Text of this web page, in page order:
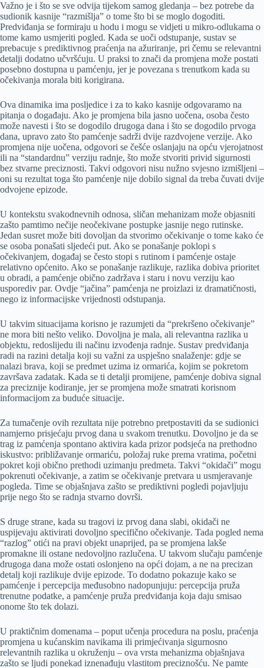
Važno je i što se sve odvija tijekom samog gledanja – bez potrebe da
sudionik kasnije “razmišlja” o tome što bi se moglo dogoditi.
Predviđanja se formiraju u hodu i mogu se vidjeti u mikro-odlukama o
tome kamo usmjeriti pogled. Kada se uoči odstupanje, sustav se
prebacuje s prediktivnog praćenja na ažuriranje, pri čemu se relevantni
detalji dodatno učvršćuju. U praksi to znači da promjena može postati
posebno dostupna u pamćenju, jer je povezana s trenutkom kada su
očekivanja morala biti korigirana.
Ova dinamika ima posljedice i za to kako kasnije odgovaramo na
pitanja o događaju. Ako je promjena bila jasno uočena, osoba često
može navesti i što se dogodilo drugoga dana i što se dogodilo prvoga
dana, upravo zato što pamćenje sadrži dvije razdvojene verzije. Ako
promjena nije uočena, odgovori se češće oslanjaju na opću vjerojatnost
ili na “standardnu” verziju radnje, što može stvoriti privid sigurnosti
bez stvarne preciznosti. Takvi odgovori nisu nužno svjesno izmišljeni –
oni su rezultat toga što pamćenje nije dobilo signal da treba čuvati dvije
odvojene epizode.
U kontekstu svakodnevnih odnosa, sličan mehanizam može objasniti
zašto pamtimo nečije neočekivane postupke jasnije nego rutinske.
Jedan susret može biti dovoljan da stvorimo očekivanje o tome kako će
se osoba ponašati sljedeći put. Ako se ponašanje poklopi s
očekivanjem, događaj se često stopi s rutinom i pamćenje ostaje
relativno općenito. Ako se ponašanje razlikuje, razlika dobiva prioritet
u obradi, a pamćenje obično zadržava i staru i novu verziju kao
usporediv par. Ovdje “jačina” pamćenja ne proizlazi iz dramatičnosti,
nego iz informacijske vrijednosti odstupanja.
U takvim situacijama korisno je razumjeti da “prekršeno očekivanje”
ne mora biti nešto veliko. Dovoljna je mala, ali relevantna razlika u
objektu, redoslijedu ili načinu izvođenja radnje. Sustav predviđanja
radi na razini detalja koji su važni za uspješno snalaženje: gdje se
nalazi brava, koji se predmet uzima iz ormarića, kojim se pokretom
završava zadatak. Kada se ti detalji promijene, pamćenje dobiva signal
za preciznije kodiranje, jer se promjena može smatrati korisnom
informacijom za buduće situacije.
Za tumačenje ovih rezultata nije potrebno pretpostaviti da se sudionici
namjerno prisjećaju prvog dana u svakom trenutku. Dovoljno je da se
trag iz pamćenja spontano aktivira kada prizor podsjeća na prethodno
iskustvo: približavanje ormariću, položaj ruke prema vratima, početni
pokret koji obično prethodi uzimanju predmeta. Takvi “okidači” mogu
pokrenuti očekivanje, a zatim se očekivanje pretvara u usmjeravanje
pogleda. Time se objašnjava zašto se prediktivni pogledi pojavljuju
prije nego što se radnja stvarno dovrši.
S druge strane, kada su tragovi iz prvog dana slabi, okidači ne
uspijevaju aktivirati dovoljno specifično očekivanje. Tada pogled nema
“razlog” otići na pravi objekt unaprijed, pa se promjena lakše
promakne ili ostane nedovoljno razlučena. U takvom slučaju pamćenje
drugoga dana može ostati oslonjeno na opći dojam, a ne na precizan
detalj koji razlikuje dvije epizode. To dodatno pokazuje kako se
pamćenje i percepcija međusobno nadopunjuju: percepcija pruža
trenutne podatke, a pamćenje pruža predviđanja koja daju smisao
onome što tek dolazi.
U praktičnim domenama – poput učenja procedura na poslu, praćenja
promjena u kućanskim navikama ili primjećivanja sigurnosno
relevantnih razlika u okruženju – ova vrsta mehanizma objašnjava
zašto se ljudi ponekad iznenađuju vlastitom preciznošću. Ne pamte